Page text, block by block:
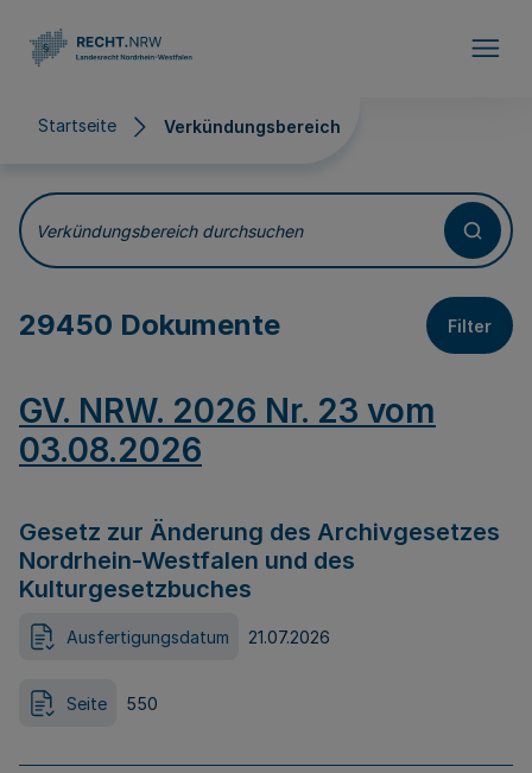
Startseite Verkündungsbereich
Verkündungsbereich
Verkündungsbereich durchsuchen
29450 Dokumente Filter
GV. NRW. 2026 Nr. 23 vom
03.08.2026
Gesetz zur Änderung des Archivgesetzes
Nordrhein-Westfalen und des
Kulturgesetzbuches
Ausfertigungsdatum 21.07.2026
Seite 550